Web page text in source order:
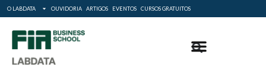
O LABDATA OUVIDORIA ARTIGOS EVENTOS CURSOS GRATUITOS